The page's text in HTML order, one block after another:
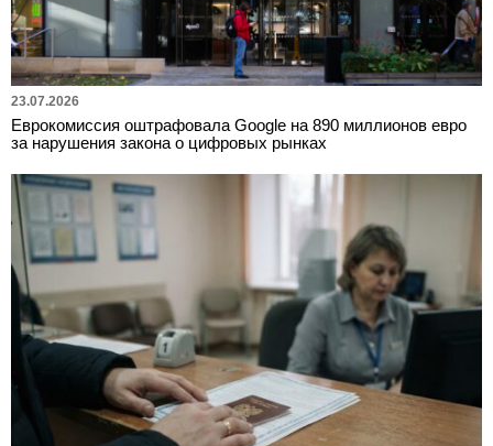
23.07.2026
Еврокомиссия оштрафовала Google на 890 миллионов евро
за нарушения закона о цифровых рынках